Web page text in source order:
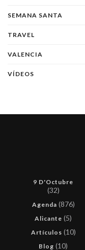
SEMANA SANTA
TRAVEL
VALENCIA
VÍDEOS
9 D'Octubre
(32)
Agenda (876)
Alicante (5)
Artículos (10)
Blog (10)